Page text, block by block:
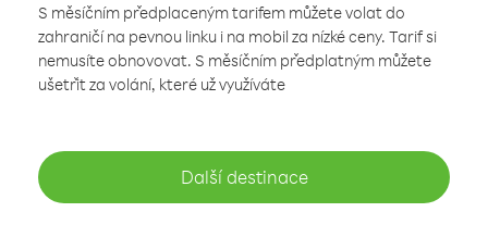
S měsíčním předplaceným tarifem můžete volat do
zahraničí na pevnou linku i na mobil za nízké ceny. Tarif si
nemusíte obnovovat. S měsíčním předplatným můžete
ušetřit za volání, které už využíváte
Další destinace